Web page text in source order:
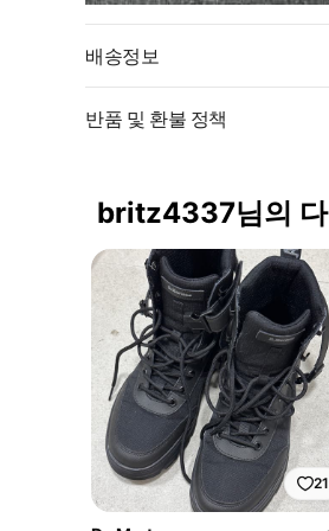
배송정보
반품 및 환불 정책
britz4337님의
21